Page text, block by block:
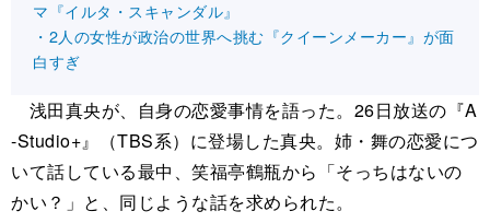
マ『イルタ・スキャンダル』
・2人の女性が政治の世界へ挑む『クイーンメーカー』が面
白すぎ
浅田真央が、自身の恋愛事情を語った。26日放送の『A
-Studio+』（TBS系）に登場した真央。姉・舞の恋愛につ
いて話している最中、笑福亭鶴瓶から「そっちはないの
かい？」と、同じような話を求められた。